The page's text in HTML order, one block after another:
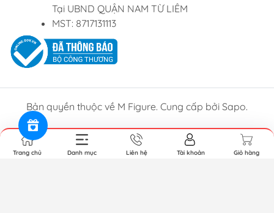
Tại UBND QUẬN NAM TỪ LIÊM
MST: 8717131113
Bản quyền thuộc về M Figure. Cung cấp bởi Sapo.
Trang chủ Danh mục Liên hệ Tài khoản Giỏ hàng